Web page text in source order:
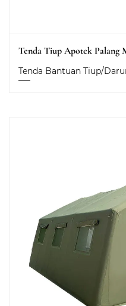
Tenda Tiup Apotek Palang
Tenda Bantuan Tiup/